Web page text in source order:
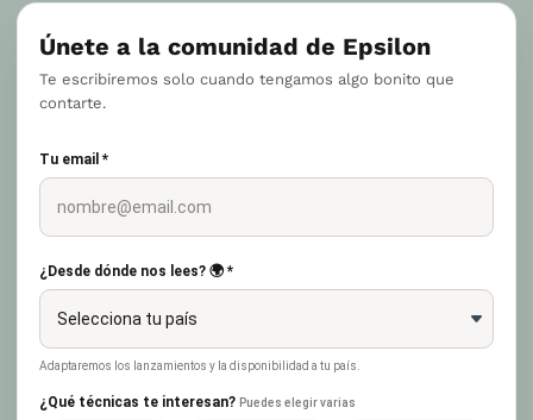
Únete a la comunidad de Epsilon
Te escribiremos solo cuando tengamos algo bonito que
contarte.
Tu email *
¿Desde dónde nos lees? 🌍 *
Adaptaremos los lanzamientos y la disponibilidad a tu país.
¿Qué técnicas te interesan? Puedes elegir varias